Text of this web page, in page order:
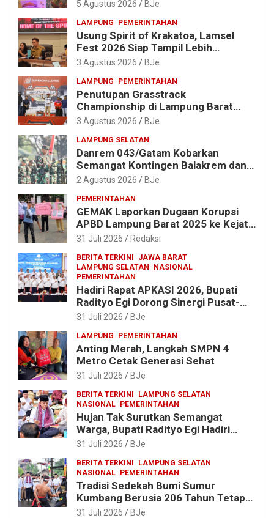
5 Agustus 2026 BJe
LAMPUNG PEMERINTAHAN
Usung Spirit of Krakatoa, Lamsel
Fest 2026 Siap Tampil Lebih
Spektakuler dengan Empat Event
3 Agustus 2026 BJe
LAMPUNG PEMERINTAHAN
Penutupan Grasstrack
Championship di Lampung Barat
Meriah, Dihadiri Ribuan Penonton; Ini
3 Agustus 2026 BJe
LAMPUNG SELATAN
Danrem 043/Gatam Kobarkan
Semangat Kontingen Balakrem dan
Yonif 143/TWEJ di Pembukaan
XXI/Radin Inten
2 Agustus 2026 BJe
PEMERINTAHAN
GEMAK Laporkan Dugaan Korupsi
APBD Lampung Barat 2025 ke Kejati
Lampung, Soroti Proyek Jalan
31 Juli 2026 Redaksi
BERITA TERKINI
JAWA BARAT
LAMPUNG SELATAN
NASIONAL
PEMERINTAHAN
Hadiri Rapat APKASI 2026, Bupati
Radityo Egi Dorong Sinergi Pusat-
Daerah untuk Percepat
31 Juli 2026 BJe
LAMPUNG PEMERINTAHAN
Anting Merah, Langkah SMPN 4
Metro Cetak Generasi Sehat
31 Juli 2026 BJe
BERITA TERKINI
LAMPUNG SELATAN
NASIONAL PEMERINTAHAN
Hujan Tak Surutkan Semangat
Warga, Bupati Radityo Egi Hadiri
Tradisi Sedekah Bumi 206 Tahun di
31 Juli 2026 BJe
BERITA TERKINI
LAMPUNG SELATAN
NASIONAL PEMERINTAHAN
Tradisi Sedekah Bumi Sumur
Kumbang Berusia 206 Tahun Tetap
Lestari, Bupati Egi Ajak Generasi
31 Juli 2026 BJe